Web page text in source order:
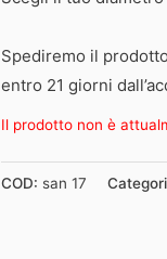
Spediremo il
entro 21 giorni
Il prodotto non è
COD: san 17